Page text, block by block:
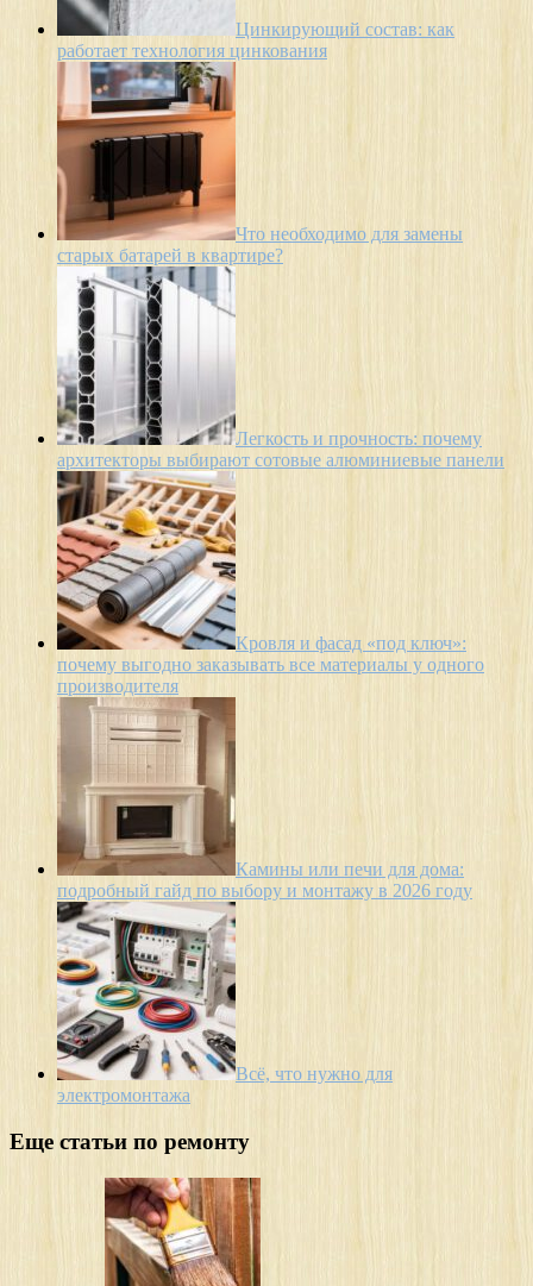
Цинкирующий состав: как
работает технология цинкования
Что необходимо для замены
старых батарей в квартире?
Легкость и прочность: почему
архитекторы выбирают сотовые алюминиевые панели
Кровля и фасад «под ключ»:
почему выгодно заказывать все материалы у одного
производителя
Камины или печи для дома:
подробный гайд по выбору и монтажу в 2026 году
Всё, что нужно для
электромонтажа
Еще статьи по ремонту